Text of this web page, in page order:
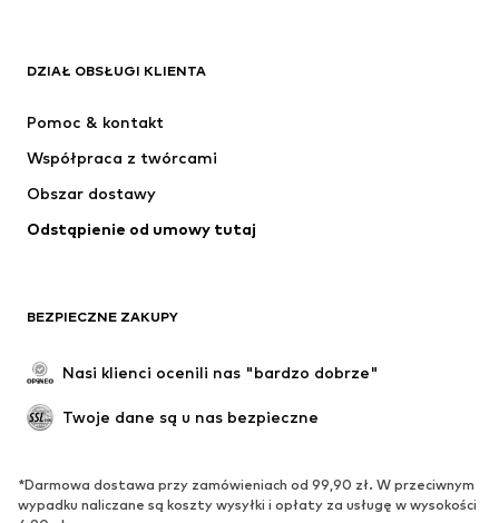
Next
NAME IT
DZIAŁ OBSŁUGI KLIENTA
Pomoc & kontakt
Współpraca z twórcami
Obszar dostawy
Odstąpienie od umowy tutaj
BEZPIECZNE ZAKUPY
Nasi klienci ocenili nas "bardzo dobrze"
Twoje dane są u nas bezpieczne
*Darmowa dostawa przy zamówieniach od 99,90 zł. W przeciwnym
wypadku naliczane są koszty wysyłki i opłaty za usługę w wysokości